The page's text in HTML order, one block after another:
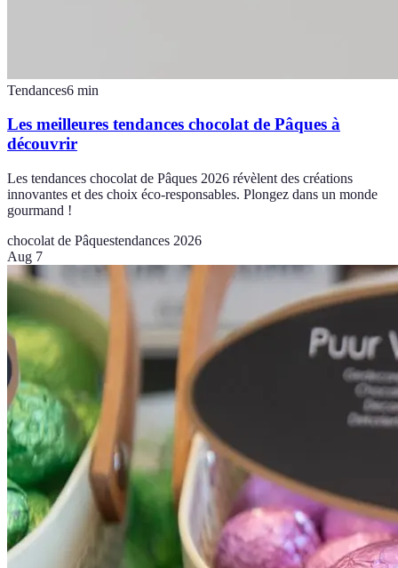
Tendances6 min
Les meilleures tendances chocolat de Pâques à
découvrir
Les tendances chocolat de Pâques 2026 révèlent des créations
innovantes et des choix éco-responsables. Plongez dans un monde
gourmand !
chocolat de Pâquestendances 2026
Aug 7